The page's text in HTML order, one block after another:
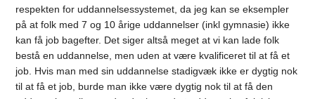
respekten for uddannelsessystemet, da jeg kan se eksempler
på at folk med 7 og 10 årige uddannelser (inkl gymnasie) ikke
kan få job bagefter. Det siger altså meget at vi kan lade folk
bestå en uddannelse, men uden at være kvalificeret til at få et
job. Hvis man med sin uddannelse stadigvæk ikke er dygtig nok
til at få et job, burde man ikke være dygtig nok til at få den